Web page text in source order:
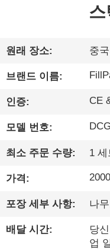
회
사
소
공
장
견
학
원래 장소: 중
브랜드 이름:
인증: CE
모델 번호:
최소 주문 수량: 1 세
가격:
포장 세부 사항: 나
배달 시간:
당
업